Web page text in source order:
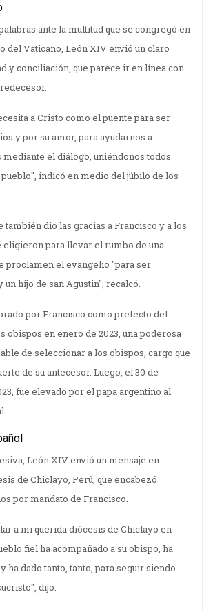
ante la multitud que se congregó en
del Vaticano, León XIV envió un claro
y conciliación, que parece ir en línea con
a Cristo como el puente para ser
y por su amor, para ayudarnos a
el diálogo, uniéndonos todos
indicó en medio del júbilo de los
también dio las gracias a Francisco y a los
eligieron para llevar el rumbo de una
proclamen el evangelio "para ser
hijo de san Agustin", recalcó.
por Francisco como prefecto del
obispos en enero de 2023, una poderosa
de seleccionar a los obispos, cargo que
de su antecesor. Luego, el 30 de
fue elevado por el papa argentino al
León XIV envió un mensaje en
de Chiclayo, Perú, que encabezó
por mandato de Francisco.
a mi querida diócesis de Chiclayo en
fiel ha acompañado a su obispo, ha
ha dado tanto, tanto, para seguir siendo
dijo.